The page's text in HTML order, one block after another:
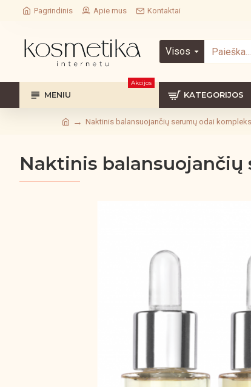
Pagrindinis Apie mus Kontaktai
Visos
MENIU
Akcijos
KATEGORIJOS
Naktinis balansuojančių serumų odai
Naktinis balansuojančių